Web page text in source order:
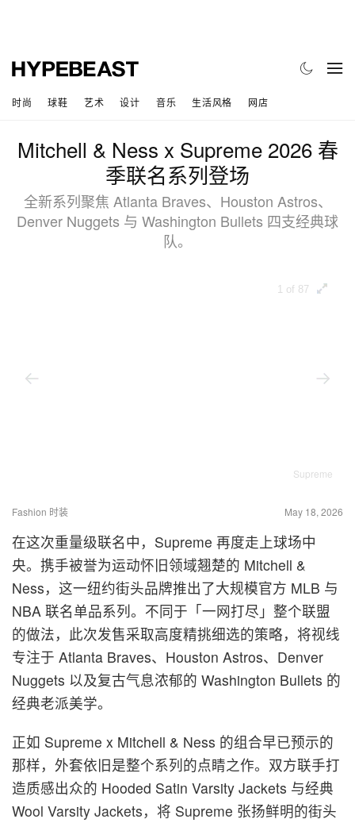
时尚 球鞋 艺术 设计 音乐 生活风格 网店
Mitchell & Ness x Supreme 2026 春
季联名系列登场
全新系列聚焦 Atlanta Braves、Houston Astros、
Denver Nuggets 与 Washington Bullets 四支经典球
队。
1 of 87
Supreme
Fashion 时装 May 18, 2026
在这次重量级联名中，Supreme 再度走上球场中
央。携手被誉为运动怀旧领域翘楚的 Mitchell &
Ness，这一纽约街头品牌推出了大规模官方 MLB 与
NBA 联名单品系列。不同于「一网打尽」整个联盟
的做法，此次发售采取高度精挑细选的策略，将视线
专注于 Atlanta Braves、Houston Astros、Denver
Nuggets 以及复古气息浓郁的 Washington Bullets 的
经典老派美学。
正如 Supreme x Mitchell & Ness 的组合早已预示的
那样，外套依旧是整个系列的点睛之作。双方联手打
造质感出众的 Hooded Satin Varsity Jackets 与经典
Wool Varsity Jackets，将 Supreme 张扬鲜明的街头